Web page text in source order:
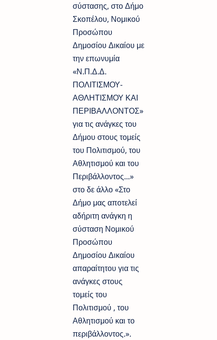
σύστασης, στο Δήμο
Σκοπέλου, Νομικού
Προσώπου
Δημοσίου Δικαίου με
την επωνυμία
«Ν.Π.Δ.Δ.
ΠΟΛΙΤΙΣΜΟΥ-
ΑΘΛΗΤΙΣΜΟΥ ΚΑΙ
ΠΕΡΙΒΑΛΛΟΝΤΟΣ»
για τις ανάγκες του
Δήμου στους τομείς
του Πολιτισμού, του
Αθλητισμού και του
Περιβάλλοντος...»
στο δε άλλο «Στο
Δήμο μας αποτελεί
αδήριτη ανάγκη η
σύσταση Νομικού
Προσώπου
Δημοσίου Δικαίου
απαραίτητου για τις
ανάγκες στους
τομείς του
Πολιτισμού , του
Αθλητισμού και το
περιβάλλοντος.».